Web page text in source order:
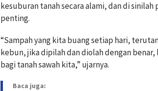
kesuburan tanah secara alami, dan di
penting.
“Sampah yang kita buang setiap hari,
kebun, jika dipilah dan diolah dengan
bagi tanah sawah kita,” ujarnya.
Baca juga: